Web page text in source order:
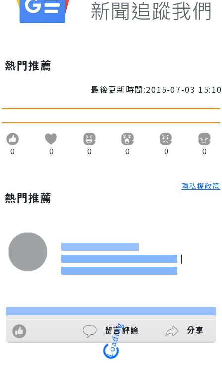
熱門推薦
最後更新時間:2015-07-03 15:10
0 0 0 0 0 0
隱私權政策
熱門推薦
|
留言評論 分享
Loading